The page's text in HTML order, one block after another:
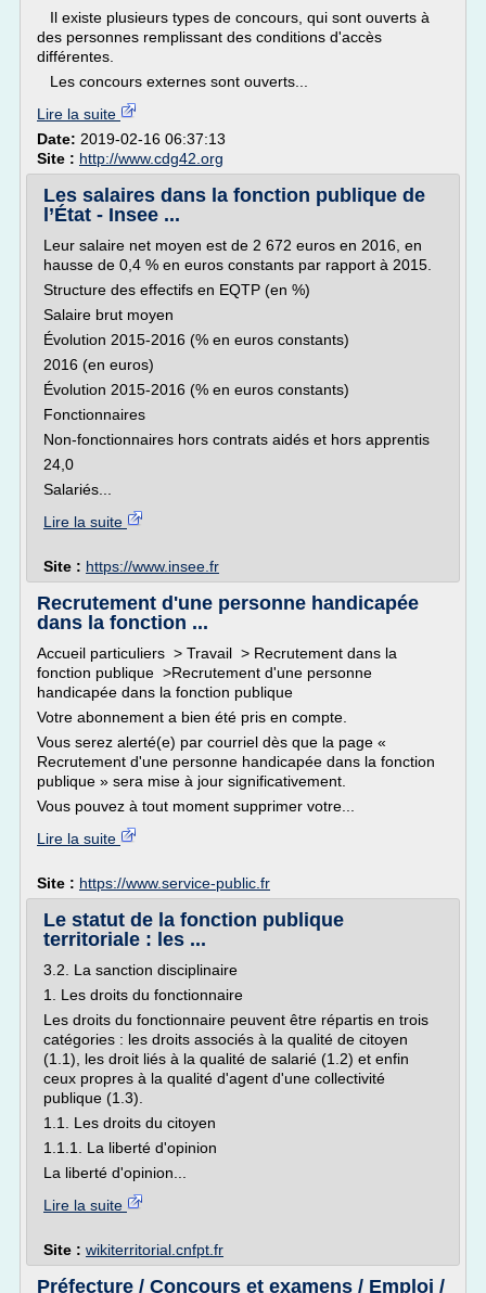
Il existe plusieurs types de concours, qui sont ouverts à
des personnes remplissant des conditions d'accès
différentes.
Les concours externes sont ouverts...
Lire la suite
Date: 2019-02-16 06:37:13
Site : http://www.cdg42.org
Les salaires dans la fonction publique de
l’État - Insee ...
Leur salaire net moyen est de 2 672 euros en 2016, en
hausse de 0,4 % en euros constants par rapport à 2015.
Structure des effectifs en EQTP (en %)
Salaire brut moyen
Évolution 2015-2016 (% en euros constants)
2016 (en euros)
Évolution 2015-2016 (% en euros constants)
Fonctionnaires
Non-fonctionnaires hors contrats aidés et hors apprentis
24,0
Salariés...
Lire la suite
Site : https://www.insee.fr
Recrutement d'une personne handicapée
dans la fonction ...
Accueil particuliers > Travail > Recrutement dans la
fonction publique >Recrutement d'une personne
handicapée dans la fonction publique
Votre abonnement a bien été pris en compte.
Vous serez alerté(e) par courriel dès que la page «
Recrutement d'une personne handicapée dans la fonction
publique » sera mise à jour significativement.
Vous pouvez à tout moment supprimer votre...
Lire la suite
Site : https://www.service-public.fr
Le statut de la fonction publique
territoriale : les ...
3.2. La sanction disciplinaire
1. Les droits du fonctionnaire
Les droits du fonctionnaire peuvent être répartis en trois
catégories : les droits associés à la qualité de citoyen
(1.1), les droit liés à la qualité de salarié (1.2) et enfin
ceux propres à la qualité d'agent d'une collectivité
publique (1.3).
1.1. Les droits du citoyen
1.1.1. La liberté d'opinion
La liberté d'opinion...
Lire la suite
Site : wikiterritorial.cnfpt.fr
Préfecture / Concours et examens / Emploi /